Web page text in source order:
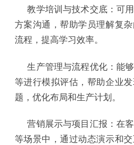
教学培训与技术交底：可
方案沟通，帮助学员理解复
流程，提高学习效率。
生产管理与流程优化：能
等进行模拟评估，帮助企业
题，优化布局和生产计划。
营销展示与项目汇报：在客
等场景中，通过动态演示和